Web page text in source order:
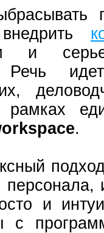
и
Речь
рамках
.
и
с